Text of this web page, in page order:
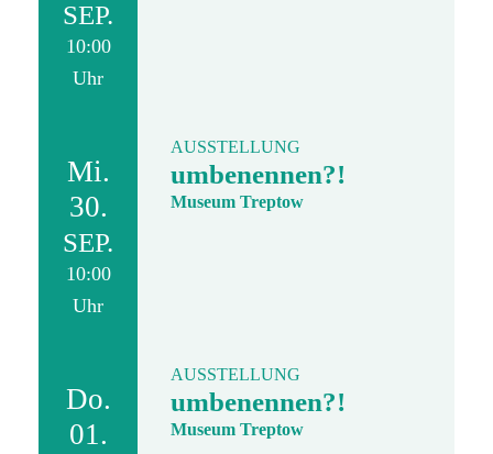
SEP.
10:00
Uhr
Mi.
30.
SEP.
10:00
Uhr
AUSSTELLUNG
umbenennen?!
Museum Treptow
Do.
01.
AUSSTELLUNG
umbenennen?!
Museum Treptow